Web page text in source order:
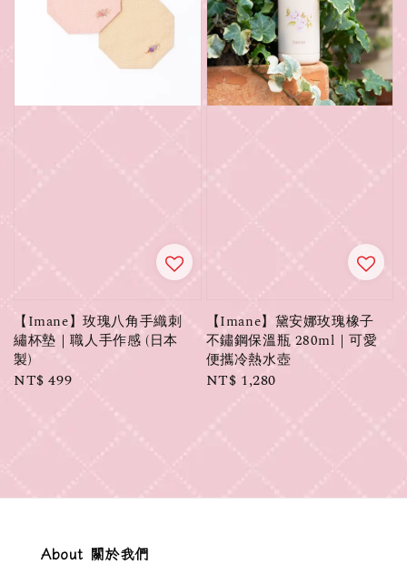
【Imane】玫瑰八角手織刺
繡杯墊｜職人手作感 (日本
製)
Regular
NT$ 499
【Imane】黛安娜玫瑰橡子
不鏽鋼保溫瓶 280ml｜可愛
便攜冷熱水壺
Regular
NT$ 1,280
About 關於我們